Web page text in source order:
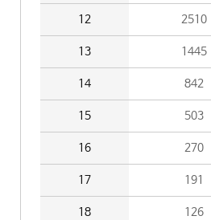
12 2510
13 1445
14 842
15 503
16 270
17 191
18 126